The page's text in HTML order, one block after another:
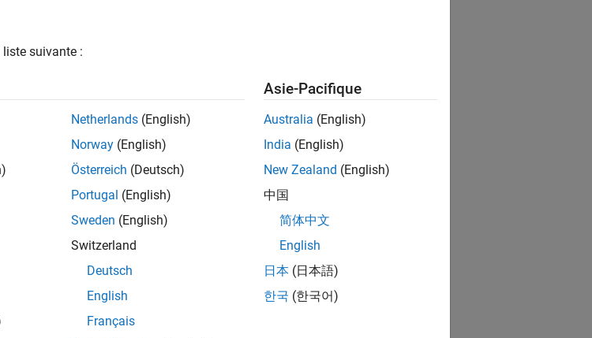
suivante :
Netherlands (English)
Norway (English)
Österreich (Deutsch)
Portugal (English)
Sweden (English)
Switzerland
Deutsch
English
Français
Asie-Pacifique
Australia (English)
India (English)
New Zealand (English)
中国
简体中文
English
日本 (日本語)
한국 (한국어)